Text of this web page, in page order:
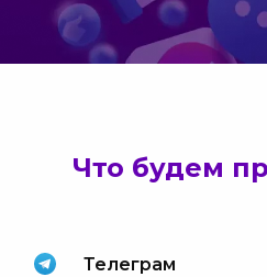
Что будем
Телеграм